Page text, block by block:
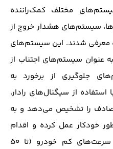
مختلف کمک‌راننده
سیستم‌های هشدار خروج از
معرفی شدند. این سیستم‌های
عنوان سیستم‌های اجتناب از
جلوگیری از برخورد به
از سیگنال‌های رادار،
تصادف را تشخیص می‌دهد و به
خودکار عمل کرده و اقدام
امنیتی را انجام می‌دهد. برای سرعت‌های کم خودرو (تا ۵۰